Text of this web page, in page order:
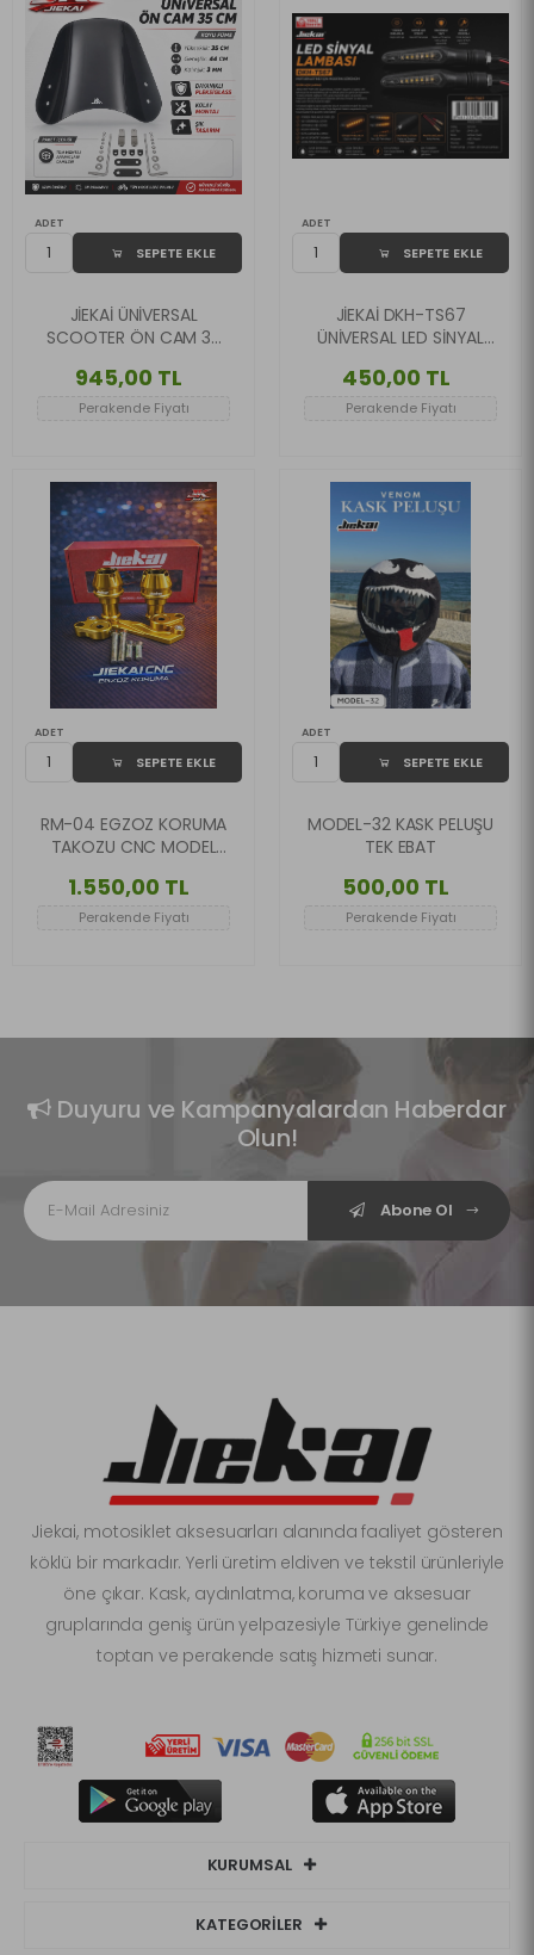
ADET
SEPETE EKLE
JİEKAİ ÜNİVERSAL
SCOOTER ÖN CAM 35
945,00 TL
Perakende Fiyatı
ADET
SEPETE EKLE
JİEKAİ DKH-TS67
ÜNİVERSAL LED SİNYAL
450,00 TL
Perakende Fiyatı
ADET
SEPETE EKLE
RM-04 EGZOZ KORUMA
TAKOZU CNC MODEL
1.550,00 TL
Perakende Fiyatı
ADET
SEPETE EKLE
MODEL-32 KASK PELUŞU
TEK EBAT
500,00 TL
Perakende Fiyatı
Duyuru ve Kampanyalardan Haberdar
Olun!
Abone Ol
Jiekai, motosiklet aksesuarları alanında faaliyet gösteren
köklü bir markadır. Yerli üretim eldiven ve tekstil ürünleriyle
öne çıkar. Kask, aydınlatma, koruma ve aksesuar
gruplarında geniş ürün yelpazesiyle Türkiye genelinde
toptan ve perakende satış hizmeti sunar.
KURUMSAL
KATEGORİLER